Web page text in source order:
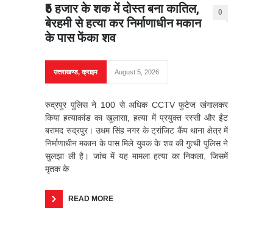
₹5 हजार के शक में दोस्त बना कातिल,
बेरहमी से हत्या कर निर्माणाधीन मकान
के पास फेंका शव
0
उत्तराखण्ड,क्राइम August 5, 2026
रुद्रपुर पुलिस ने 100 से अधिक CCTV फुटेज खंगालकर
किया हत्याकांड का खुलासा, हत्या में प्रयुक्त रस्सी और ईंट
बरामद रुद्रपुर। उधम सिंह नगर के ट्रांजिट कैंप थाना क्षेत्र में
निर्माणाधीन मकान के पास मिले युवक के शव की गुत्थी पुलिस ने
सुलझा ली है। जांच में यह मामला हत्या का निकला, जिसमें
मृतक के
READ MORE